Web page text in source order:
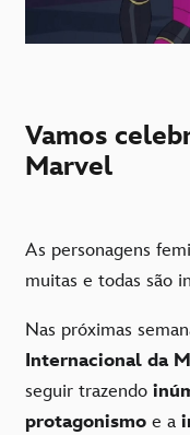
Vamos
Marvel
As personagens
muitas e todas são
Nas próximas
Internacional da
seguir trazendo
protagonismo e a